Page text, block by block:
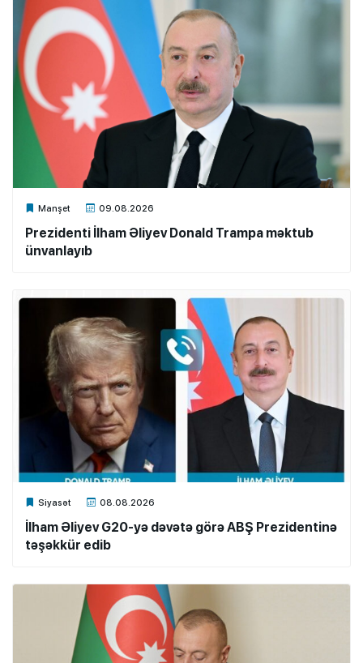
Manşet 09.08.2026
Xalq.Online
Prezidenti İlham Əliyev Donald Trampa məktub
ünvanlayıb
Siyasət 08.08.2026
Xalq.Online
İlham Əliyev G20-yə dəvətə görə ABŞ Prezidentinə
təşəkkür edib